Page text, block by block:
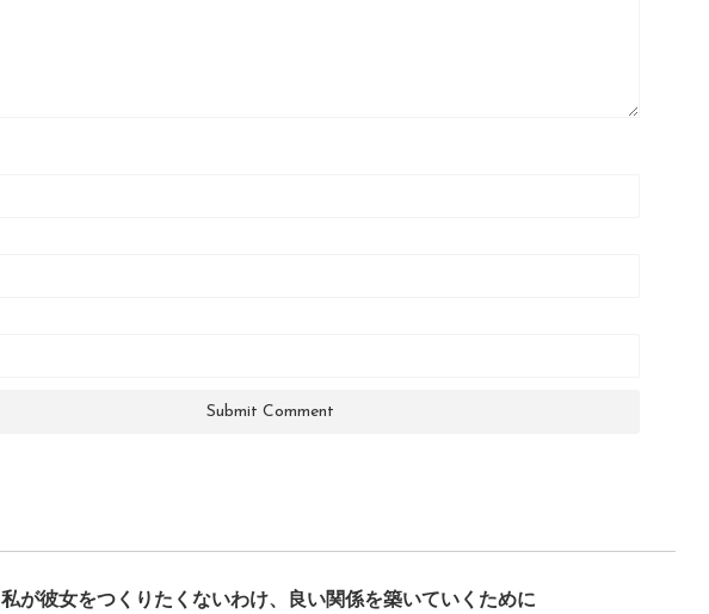
私が彼女をつくりたくないわけ、良い関係を築いていくために